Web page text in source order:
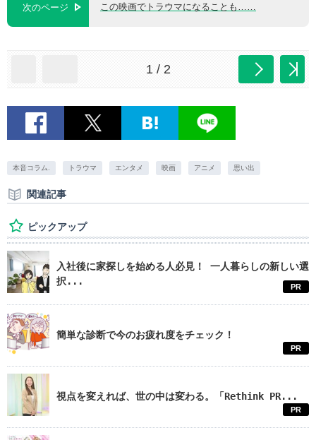
次のページ この映画でトラウマになることも……
1 / 2
本音コラム. トラウマ エンタメ 映画 アニメ 思い出
関連記事
ピックアップ
入社後に家探しを始める人必見！ 一人暮らしの新しい選
択...
PR
簡単な診断で今のお疲れ度をチェック！
PR
視点を変えれば、世の中は変わる。「Rethink PR...
PR